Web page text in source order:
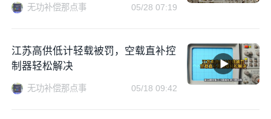
无功补偿那点事 05/28 07:19
江苏高供低计轻载被罚，空载直补控
制器轻松解决
无功补偿那点事 05/18 09:42